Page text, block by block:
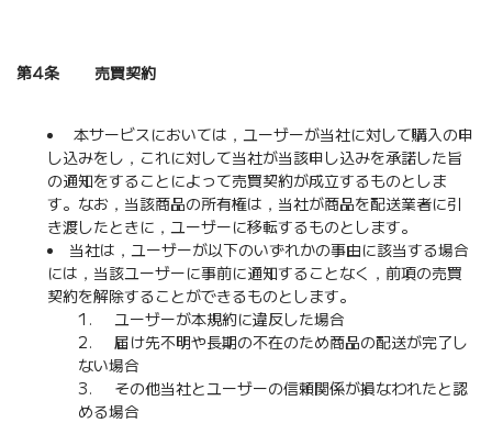
第4条 売買契約
本サービスにおいては，ユーザーが当社に対して購入の申
し込みをし，これに対して当社が当該申し込みを承諾した旨
の通知をすることによって売買契約が成立するものとしま
す。なお，当該商品の所有権は，当社が商品を配送業者に引
き渡したときに，ユーザーに移転するものとします。
当社は，ユーザーが以下のいずれかの事由に該当する場合
には，当該ユーザーに事前に通知することなく，前項の売買
契約を解除することができるものとします。
ユーザーが本規約に違反した場合
届け先不明や長期の不在のため商品の配送が完了し
ない場合
その他当社とユーザーの信頼関係が損なわれたと認
める場合